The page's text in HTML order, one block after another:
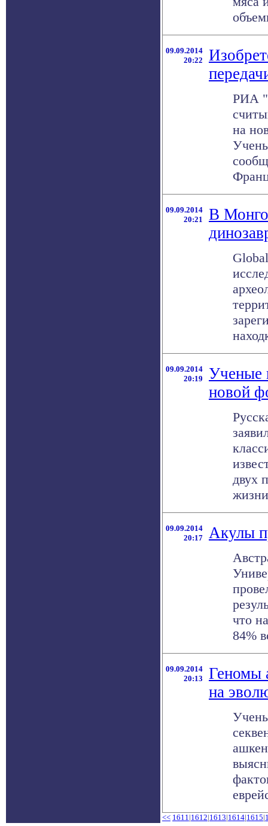
09.09.2014
20:22
РИА
на
09.09.2014
20:21
В
09.09.2014
20:19
Ученые
новой
двух
09.09.2014
20:17
Акулы
что
84%
09.09.2014
20:13
Геномы
на
<< 1611|1612|1613|1614|1615|